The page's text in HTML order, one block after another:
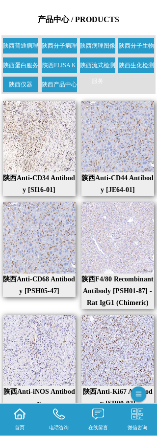
产品中心 / PRODUCTS
陕西普通病理
学服务
陕西分子病理
学服务
陕西病理图像
服务
陕西分子生物
学服务
陕西蛋白服务 陕西ELISA K
IT服务
陕西流式检测
服务
陕西生化检测
陕西仪器 陕西产品中心
陕西Anti-CD34 Antibod
y [SI16-01]
陕西Anti-CD44 Antibod
y [JE64-01]
陕西Anti-CD68 Antibod
y [PSH05-47]
陕西F4/80 Recombinant
Antibody [PSH01-87] -
Rat IgG1 (Chimeric)
陕西Anti-iNOS Antibod
y
陕西Anti-Ki67 Antibod
y [SR00-02]
首页 电话咨询 在线留言 微信咨询